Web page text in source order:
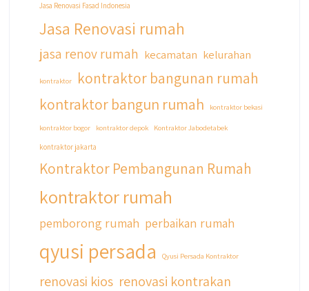
Jasa Renovasi Fasad Indonesia
Jasa Renovasi rumah
jasa renov rumah kecamatan kelurahan
kontraktor
kontraktor bangunan rumah
kontraktor bangun rumah
kontraktor bekasi
kontraktor bogor kontraktor depok
Kontraktor Jabodetabek
kontraktor jakarta
Kontraktor Pembangunan Rumah
kontraktor rumah
pemborong rumah perbaikan rumah
qyusi persada Qyusi Persada Kontraktor
renovasi kios renovasi kontrakan